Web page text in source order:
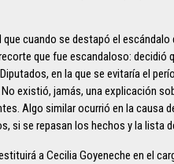
que cuando se destapó el
que fue escandaloso: decidió
en la que se evitaría el
existió, jamás, una explicación
Algo similar ocurrió en la causa
si se repasan los hechos y la lista
a Cecilia Goyeneche en el